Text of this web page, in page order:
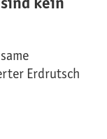
Erdrutsch